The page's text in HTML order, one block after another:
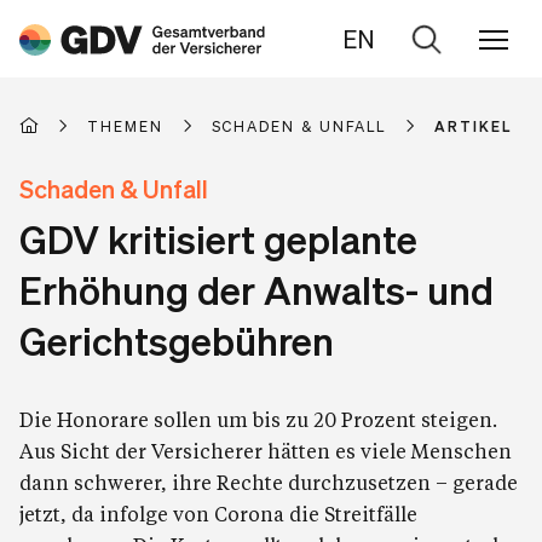
EN
Zur
THEMEN SCHADEN & UNFALL ARTIKEL
Schaden & Unfall
GDV kritisiert geplante
Erhöhung der Anwalts- und
Gerichtsgebühren
Die Honorare sollen um bis zu 20 Prozent steigen.
Aus Sicht der Versicherer hätten es viele Menschen
dann schwerer, ihre Rechte durchzusetzen – gerade
jetzt, da infolge von Corona die Streitfälle